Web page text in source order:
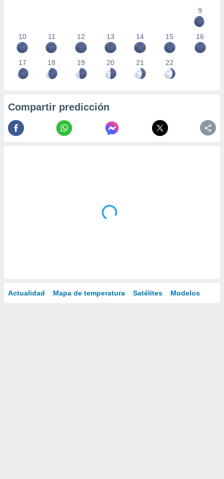
9
10 11 12 13 14 15 16
17 18 19 20 21 22
Compartir predicción
Actualidad Mapa de temperatura Satélites Modelos